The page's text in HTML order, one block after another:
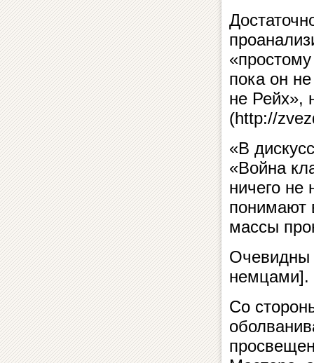
пока он
не Рейх»,
(http://
«В
«Война
ничего не
понимают
массы
Очевидны
немцами].
Со